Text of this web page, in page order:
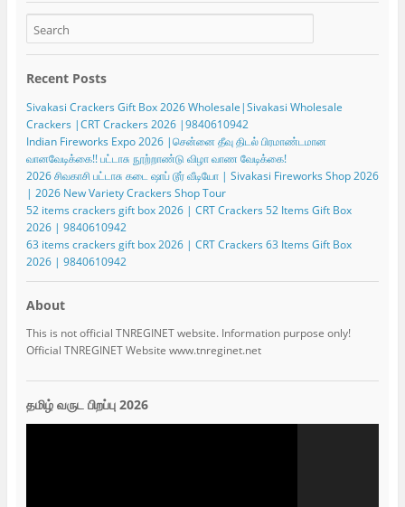
Recent Posts
Sivakasi Crackers Gift Box 2026 Wholesale|Sivakasi Wholesale
Crackers |CRT Crackers 2026 |9840610942
Indian Fireworks Expo 2026 |சென்னை தீவு திடல் பிரமாண்டமான
வானவேடிக்கை!! பட்டாசு நூற்றாண்டு விழா வாண வேடிக்கை!
2026 சிவகாசி பட்டாசு கடை ஷாப் டூர் வீடியோ | Sivakasi Fireworks Shop 2026
| 2026 New Variety Crackers Shop Tour
52 items crackers gift box 2026 | CRT Crackers 52 Items Gift Box
2026 | 9840610942
63 items crackers gift box 2026 | CRT Crackers 63 Items Gift Box
2026 | 9840610942
About
This is not official TNREGINET website. Information purpose only!
Official TNREGINET Website www.tnreginet.net
தமிழ் வருட பிறப்பு 2026